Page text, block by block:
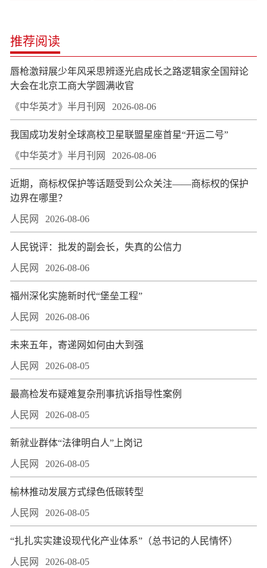
推荐阅读
唇枪激辩展少年风采思辨逐光启成长之路逻辑家全国辩论
大会在北京工商大学圆满收官
《中华英才》半月刊网 2026-08-06
我国成功发射全球高校卫星联盟星座首星“开运二号”
《中华英才》半月刊网 2026-08-06
近期，商标权保护等话题受到公众关注——商标权的保护
边界在哪里？
人民网 2026-08-06
人民锐评：批发的副会长，失真的公信力
人民网 2026-08-06
福州深化实施新时代“堡垒工程”
人民网 2026-08-06
未来五年，寄递网如何由大到强
人民网 2026-08-05
最高检发布疑难复杂刑事抗诉指导性案例
人民网 2026-08-05
新就业群体“法律明白人”上岗记
人民网 2026-08-05
榆林推动发展方式绿色低碳转型
人民网 2026-08-05
“扎扎实实建设现代化产业体系”（总书记的人民情怀）
人民网 2026-08-05